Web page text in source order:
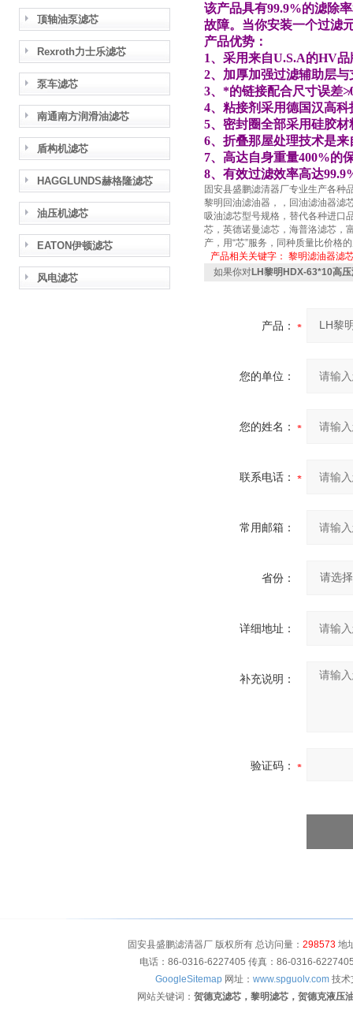
顶轴油泵滤芯
Rexroth力士乐滤芯
泵车滤芯
南通南方润滑油滤芯
盾构机滤芯
HAGGLUNDS赫格隆滤芯
油压机滤芯
EATON伊顿滤芯
风电滤芯
该产品具有99.9%的滤除
故障。当你安装一个过滤
产品优势：
1、采用来自U.S.A的HV
2、加厚加强过滤辅助层与
3、*的链接配合尺寸误差
4、粘接剂采用德国汉高
5、密封圈全部采用硅胶
6、折叠那屋处理技术是
7、高达自身重量400%的
8、有效过滤效率高达
固安县盛鹏滤清器厂专业生产各种
黎明回油滤油器，，回油滤油器滤
吸油滤芯型号规格，替代各种进口
芯，英德诺曼滤芯，海普洛滤芯，
产，用“芯”服务，同种质量比价格
产品相关关键字： 黎明滤油器滤
如果你对LH黎明HDX-63*10高
产品：
您的单位：
您的姓名：
联系电话：
常用邮箱：
省份：
详细地址：
补充说明：
验证码：
固安县盛鹏滤清器厂 版权所有 总访问量： 298573地
电话：86-0316-6227405 传真：86-0316-
GoogleSitemap 网址： www.spguolv.com 技术
网站关键词： 贺德克滤芯，黎明滤芯，贺德克液压